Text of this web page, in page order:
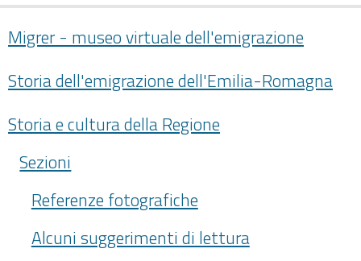
Migrer - museo virtuale dell'emigrazione
Storia dell'emigrazione dell'Emilia-Romagna
Storia e cultura della Regione
Sezioni
Referenze fotografiche
Alcuni suggerimenti di lettura